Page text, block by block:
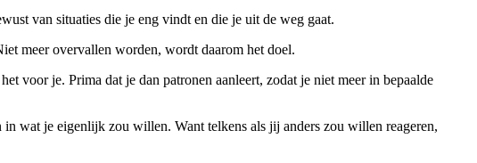
van situaties die je eng vindt en die je uit de weg gaat.
meer overvallen worden, wordt daarom het doel.
voor je. Prima dat je dan patronen aanleert, zodat je niet meer in bepaalde
wat je eigenlijk zou willen. Want telkens als jij anders zou willen reageren,